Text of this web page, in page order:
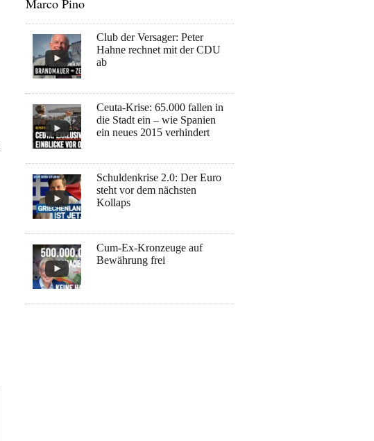
Marco Pino
Club der Versager: Peter
Hahne rechnet mit der CDU
ab
Ceuta-Krise: 65.000 fallen in
die Stadt ein – wie Spanien
ein neues 2015 verhindert
Schuldenkrise 2.0: Der Euro
steht vor dem nächsten
Kollaps
Cum-Ex-Kronzeuge auf
Bewährung frei